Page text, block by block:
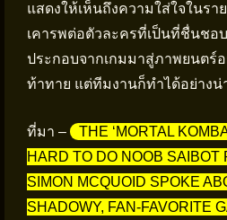
แสดงให้เห็นถึงความใส่ใจในรา
เคารพต่อตัวละครที่เป็นที่ชื่นชอ
ประกอบจากเกมมาสู่ภาพยนตร์อ
ท้าทาย แต่ทีมงานก็ทำได้อย่างน่
ที่มา –
THE ‘MORTAL
HARD TO DO NOOB SAIBOT
SIMON MCQUOID SPOKE
SHADOWY, FAN-FAVORITE